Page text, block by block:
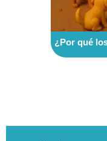
¿Por qué